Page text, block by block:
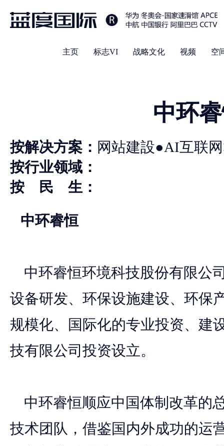
主页 标志VI 战略文化 视频 空
中环
按解决方案： 网站建設●AI互联
按行业领域：
按 民 生：
中环睿恒
中环睿恒环境科技股份有限公
设备研发、环保设施建设、环保
规模化、国际化的专业投资、建
技有限公司投资设立。
中环睿恒顺应中国体制改革的
技术团队，借鉴国内外成功的运